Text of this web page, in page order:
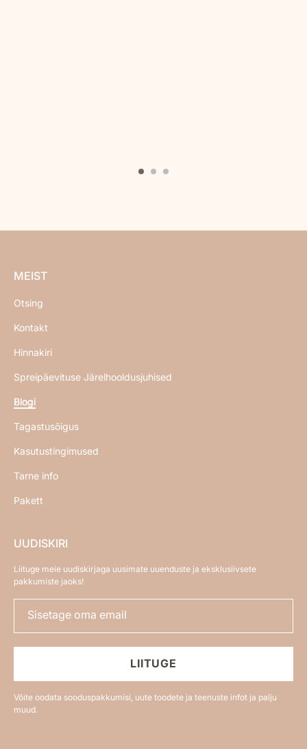
MEIST
Otsing
Kontakt
Hinnakiri
Spreipäevituse Järelhooldusjuhised
Blogi
Tagastusõigus
Kasutustingimused
Tarne info
Pakett
UUDISKIRI
Liituge meie uudiskirjaga uusimate uuenduste ja eksklusiivsete
pakkumiste jaoks!
Sisetage oma email
LIITUGE
Võite oodata sooduspakkumisi, uute toodete ja teenuste infot ja palju
muud.